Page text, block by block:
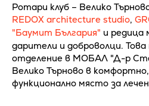
Ротари клуб – Велико
REDOX architecture studio,
"Баумит България" и редица
дарители и доброволци.
отделение в МОБАЛ "Д-р
Велико Търново в
функционално място за